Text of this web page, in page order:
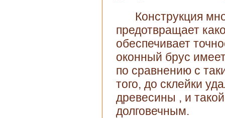
Конструкция
предотвращает
обеспечивает
оконный брус
по сравнению с
того, до склейки
древесины , и
долговечным.